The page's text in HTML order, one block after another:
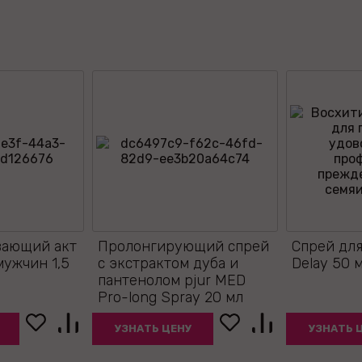
акт
1,5
Пролонгирующий спрей
с экстрактом дуба и
пантенолом pjur MED
Pro-long Spray 20 мл
УЗНАТЬ ЦЕНУ
Спрей
Delay 50
УЗНАТЬ